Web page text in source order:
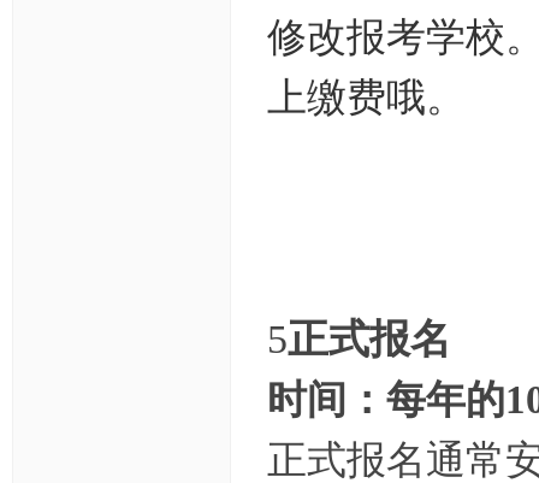
修改报考学校
上缴费哦。
5正式报名
时间：每年的
正式报名通常